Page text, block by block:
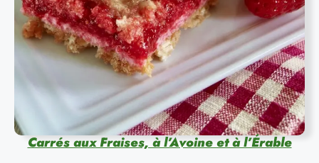
Carrés aux Fraises, à l’Avoine et à l’Érable